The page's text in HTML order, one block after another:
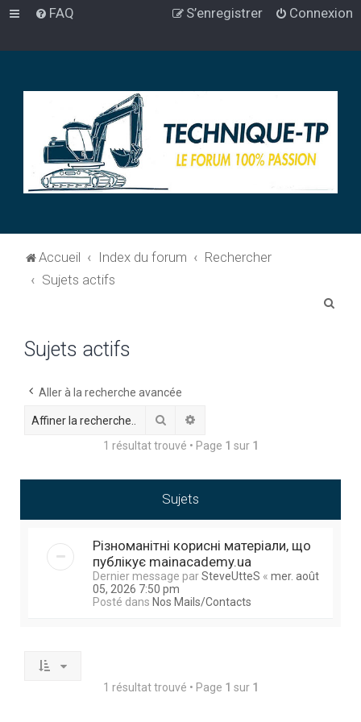
FAQ Connexion
S’enregistrer
Accueil Index du forum
Rechercher
Sujets actifs
e
Sujets actifs
Aller à la recherche avancée
Rechercher
1 résultat trouvé • Page 1 sur 1
Sujets
Різноманітні корисні матеріали, що
публікує mainacademy.ua
Dernier message parSteveUtteS « mer. août
05, 2026 7:50 pm
Posté dans Nos Mails/Contacts
1 résultat trouvé • Page 1 sur 1